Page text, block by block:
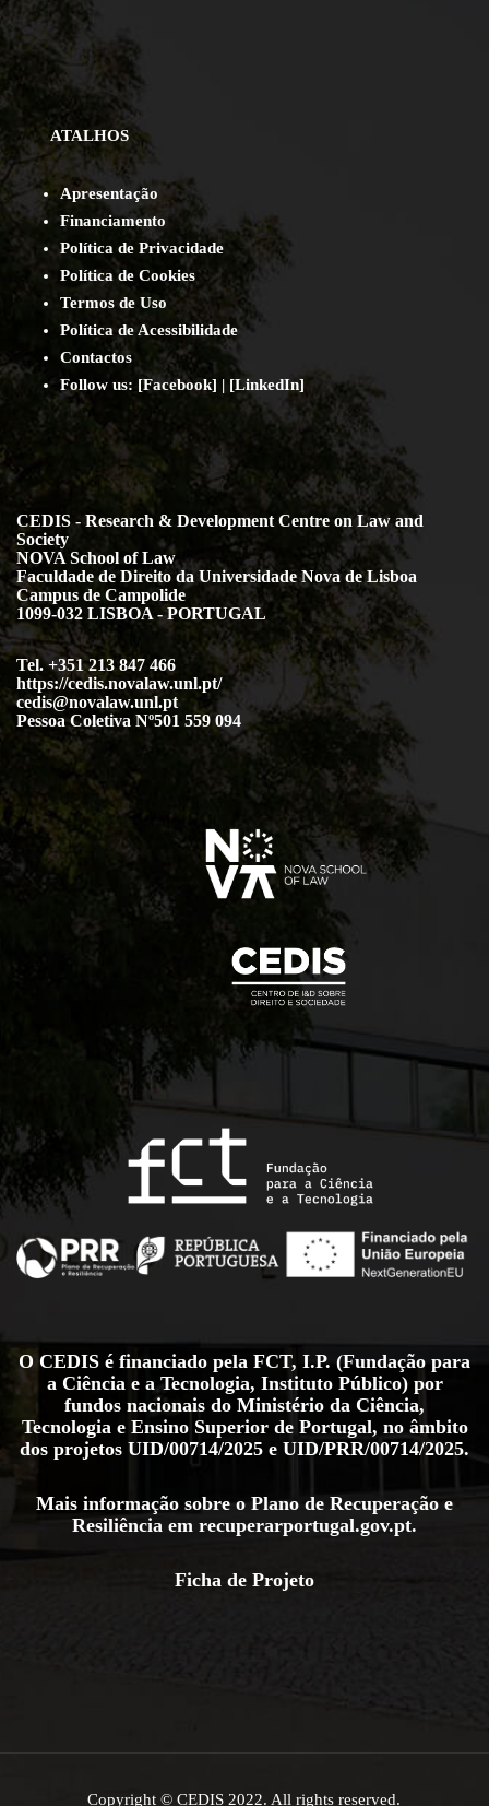
ATALHOS
Apresentação
Financiamento
Política de Privacidade
Política de Cookies
Termos de Uso
Política de Acessibilidade
Contactos
Follow us: [Facebook] | [LinkedIn]
CEDIS - Research & Development Centre on Law and
Society
NOVA School of Law
Faculdade de Direito da Universidade Nova de Lisboa
Campus de Campolide
1099-032 LISBOA - PORTUGAL
Tel. +351 213 847 466
https://cedis.novalaw.unl.pt/
cedis@novalaw.unl.pt
Pessoa Coletiva Nº501 559 094
O CEDIS é financiado pela FCT, I.P. (Fundação para
a Ciência e a Tecnologia, Instituto Público) por
fundos nacionais do Ministério da Ciência,
Tecnologia e Ensino Superior de Portugal, no âmbito
dos projetos UID/00714/2025 e UID/PRR/00714/2025.
Mais informação sobre o Plano de Recuperação e
Resiliência em recuperarportugal.gov.pt.
Ficha de Projeto
Copyright © CEDIS 2022. All rights reserved.